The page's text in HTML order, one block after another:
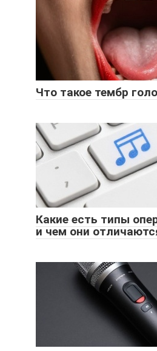
Что такое тембр
Какие есть типы
и чем они